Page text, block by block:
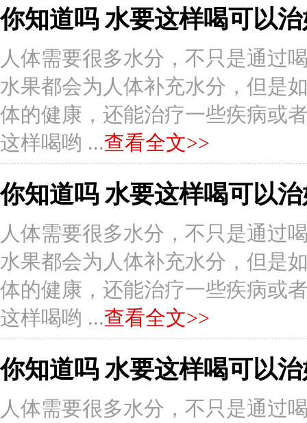
你知道吗 水要这样喝可以
人体需要很多水分，不只是通过
水果都会为人体补充水分，但是
体的健康，还能治疗一些疾病或
这样喝哟 ...查看全文>>
你知道吗 水要这样喝可以
人体需要很多水分，不只是通过
水果都会为人体补充水分，但是
体的健康，还能治疗一些疾病或
这样喝哟 ...查看全文>>
你知道吗 水要这样喝可以
人体需要很多水分，不只是通过